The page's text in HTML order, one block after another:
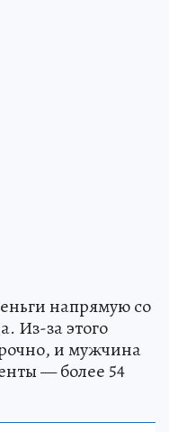
напрямую со
Из-за этого
и мужчина
— более 54